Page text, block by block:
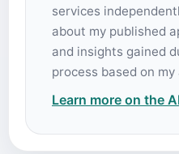
services
about my published
and insights gained
process based on
Learn more on the